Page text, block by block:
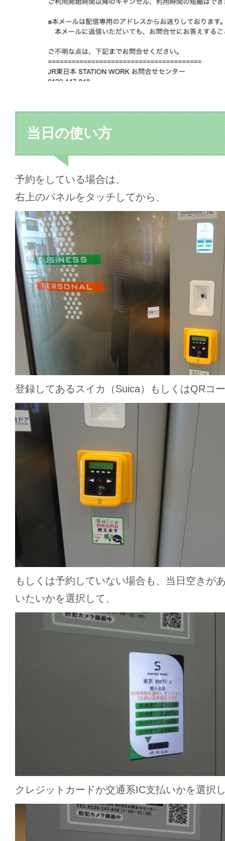
当日の使い方
予約をしている場合は、
右上のパネルをタッチしてから、
登録してあるスイカ（Suica）もしくはQRコ
もしくは予約していない場合も、当日空きが
いたいかを選択して、
クレジットカードか交通系IC支払いかを選択